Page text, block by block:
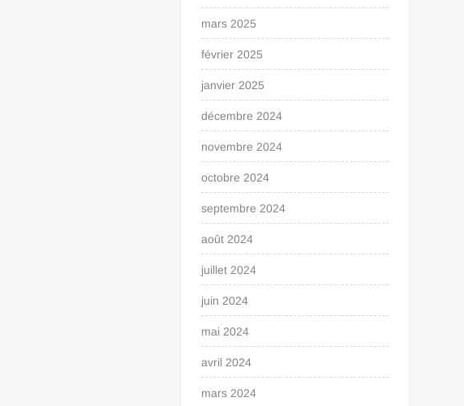
mars 2025
février 2025
janvier 2025
décembre 2024
novembre 2024
octobre 2024
septembre 2024
août 2024
juillet 2024
juin 2024
mai 2024
avril 2024
mars 2024